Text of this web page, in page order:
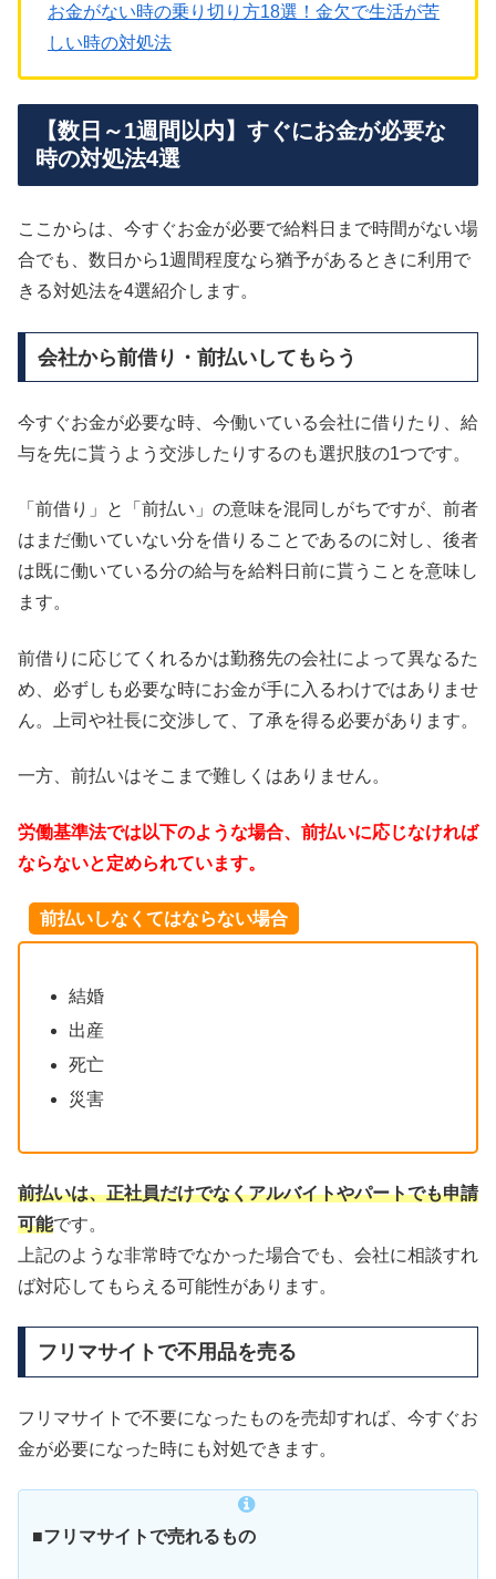
お金がない時の乗り切り方18選！金欠で生活が苦
しい時の対処法
【数日～1週間以内】すぐにお金が必要な
時の対処法4選
ここからは、今すぐお金が必要で給料日まで時間がない場
合でも、数日から1週間程度なら猶予があるときに利用で
きる対処法を4選紹介します。
会社から前借り・前払いしてもらう
今すぐお金が必要な時、今働いている会社に借りたり、給
与を先に貰うよう交渉したりするのも選択肢の1つです。
「前借り」と「前払い」の意味を混同しがちですが、前者
はまだ働いていない分を借りることであるのに対し、後者
は既に働いている分の給与を給料日前に貰うことを意味し
ます。
前借りに応じてくれるかは勤務先の会社によって異なるた
め、必ずしも必要な時にお金が手に入るわけではありませ
ん。上司や社長に交渉して、了承を得る必要があります。
一方、前払いはそこまで難しくはありません。
労働基準法では以下のような場合、前払いに応じなければ
ならないと定められています。
前払いしなくてはならない場合
結婚
出産
死亡
災害
前払いは、正社員だけでなくアルバイトやパートでも申請
可能です。
上記のような非常時でなかった場合でも、会社に相談すれ
ば対応してもらえる可能性があります。
フリマサイトで不用品を売る
フリマサイトで不要になったものを売却すれば、今すぐお
金が必要になった時にも対処できます。
■フリマサイトで売れるもの